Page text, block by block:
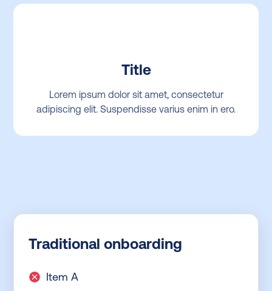
Title
Lorem ipsum dolor sit amet, consectetur
adipiscing elit. Suspendisse varius enim in ero.
Traditional onboarding
Item A